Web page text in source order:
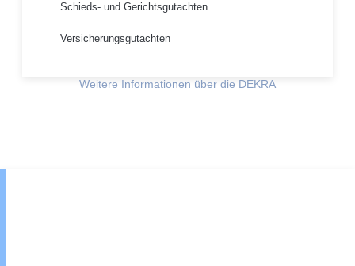
Schieds- und Gerichtsgutachten
Versicherungsgutachten
Weitere Informationen über die DEKRA